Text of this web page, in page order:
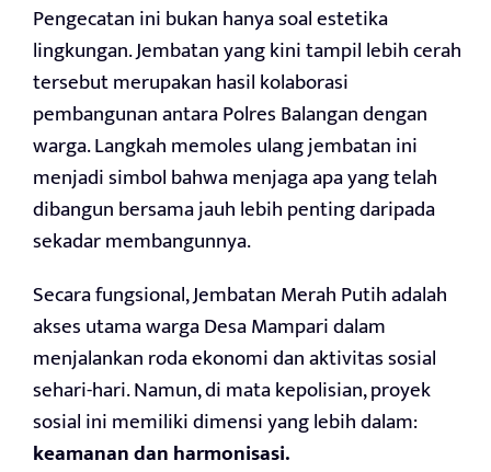
Pengecatan ini bukan hanya soal estetika
lingkungan. Jembatan yang kini tampil lebih cerah
tersebut merupakan hasil kolaborasi
pembangunan antara Polres Balangan dengan
warga. Langkah memoles ulang jembatan ini
menjadi simbol bahwa menjaga apa yang telah
dibangun bersama jauh lebih penting daripada
sekadar membangunnya.
Secara fungsional, Jembatan Merah Putih adalah
akses utama warga Desa Mampari dalam
menjalankan roda ekonomi dan aktivitas sosial
sehari-hari. Namun, di mata kepolisian, proyek
sosial ini memiliki dimensi yang lebih dalam:
keamanan dan harmonisasi.